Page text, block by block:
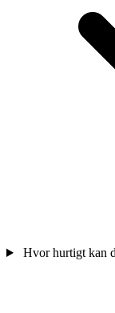
Hvor hurtigt kan